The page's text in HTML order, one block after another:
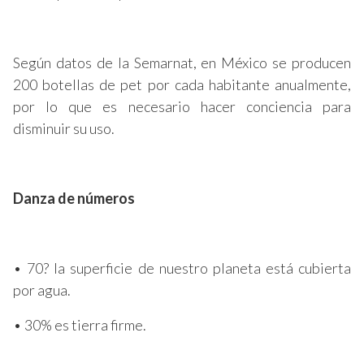
Según datos de la Semarnat, en México se producen
200 botellas de pet por cada habitante anualmente,
por lo que es necesario hacer conciencia para
disminuir su uso.
Danza de números
• 70? la superficie de nuestro planeta está cubierta
por agua.
• 30% es tierra firme.